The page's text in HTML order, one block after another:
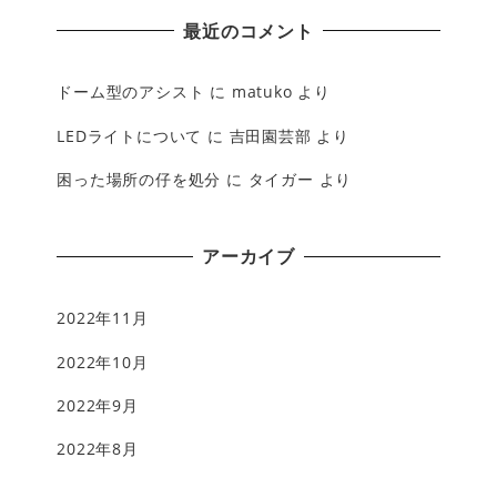
最近のコメント
ドーム型のアシスト に matuko より
LEDライトについて に 吉田園芸部 より
困った場所の仔を処分 に タイガー より
アーカイブ
2022年11月
2022年10月
2022年9月
2022年8月